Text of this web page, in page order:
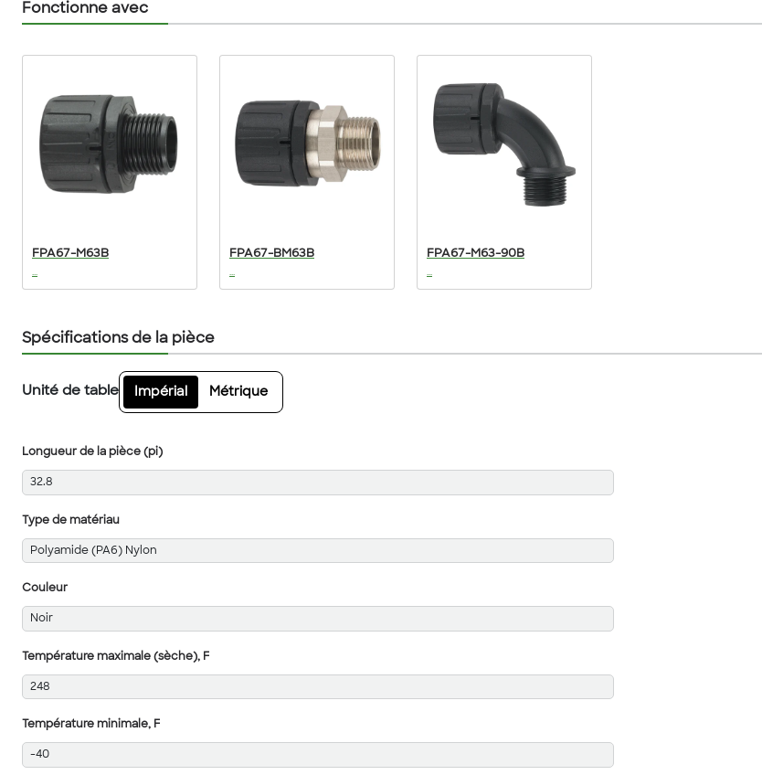
Fonctionne avec
FPA67-M63B
...
FPA67-BM63B
...
FPA67-M63-90B
...
Spécifications de la pièce
Unité de table Impérial Métrique
Longueur de la pièce (pi)
32.8
Type de matériau
Polyamide (PA6) Nylon
Couleur
Noir
Température maximale (sèche), F
248
Température minimale, F
-40